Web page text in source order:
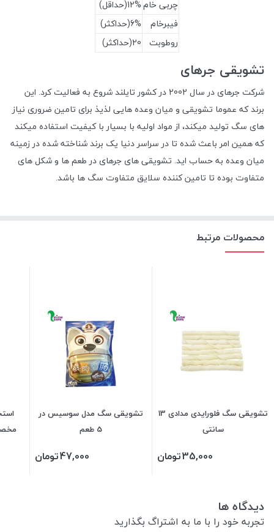
چربی خام12%(حداقل)
فیبرخام
6%(حداکثر)
روطوبت 20(حداکثر)
تشویقی جرهای
شرکت جرهای در سال 2002 در کشور تایلند شروع به فعالیت کرد. این
برند که عموما تشویقی و میان وعده هایی لذیذ برای تامین ضروری نیاز
های سگ تولید میکند، از مواد اولیه با بسیار با کیفیت استفاده میکند
که همین امر باعث شده تا در سراسر دنیا یک برند شناخته شده در زمینه
میان وعده به حساب اید. تشویقی های جرهای در طعم ها و شکل های
متفاوت بوده تا تامین کننده سلایق متفاوت سگ ها باشد.
محصولات مرتبط
تشویقی سگ فلورایدی مدادی 13
سانتی
35,000تومان
تشویقی سگ مدل سوسیس در
5 طعم
47,000تومان
دیدگاه ها
تجربه خود را با ما به اشتراگ بگذارید